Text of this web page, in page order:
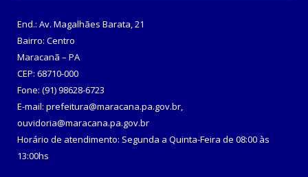
End.: Av. Magalhães Barata, 21
Bairro: Centro
Maracanã – PA
CEP: 68710-000
Fone: (91) 98628-6723
E-mail: prefeitura@maracana.pa.gov.br,
ouvidoria@maracana.pa.gov.br
Horário de atendimento: Segunda a Quinta-Feira de 08:00 às
13:00hs